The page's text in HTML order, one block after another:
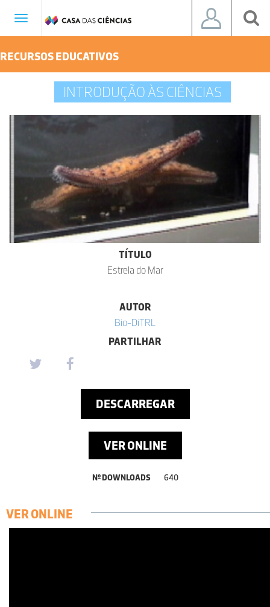
Toggle
RECURSOS EDUCATIVOS
INTRODUÇÃO ÀS CIÊNCIAS
TÍTULO
Estrela do Mar
AUTOR
Bio-DiTRL
PARTILHAR
DESCARREGAR
VER ONLINE
Nº DOWNLOADS 640
VER ONLINE